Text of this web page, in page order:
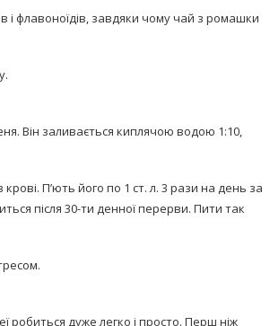
і флавоноїдів, завдяки чому чай з ромашки
Він заливається киплячою водою 1:10,
П’ють його по 1 ст. л. 3 рази на день за
після 30-ти денної перерви. Пити так
робиться дуже легко і просто. Перш ніж